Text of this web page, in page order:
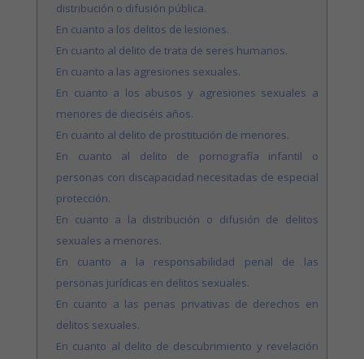
distribución o difusión pública.
En cuanto a los delitos de lesiones.
En cuanto al delito de trata de seres humanos.
En cuanto a las agresiones sexuales.
En cuanto a los abusos y agresiones sexuales a
menores de dieciséis años.
En cuanto al delito de prostitución de menores.
En cuanto al delito de pornografía infantil o
personas con discapacidad necesitadas de especial
protección.
En cuanto a la distribución o difusión de delitos
sexuales a menores.
En cuanto a la responsabilidad penal de las
personas jurídicas en delitos sexuales.
En cuanto a las penas privativas de derechos en
delitos sexuales.
En cuanto al delito de descubrimiento y revelación